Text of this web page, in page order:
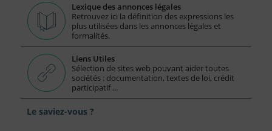
Lexique des annonces légales
Retrouvez ici la définition des expressions les
plus utilisées dans les annonces légales et
formalités.
Liens Utiles
Sélection de sites web pouvant aider toutes
sociétés : documentation, textes de loi, crédit
participatif ...
Le saviez-vous ?